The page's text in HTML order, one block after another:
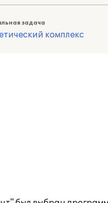
задача
комплекс